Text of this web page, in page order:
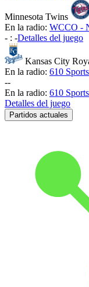
Minnesota Twins
En la radio: WCCO -
- : -Detalles del juego
Kansas City
En la radio: 610
--
En la radio: 610
Detalles del juego
Partidos actuales